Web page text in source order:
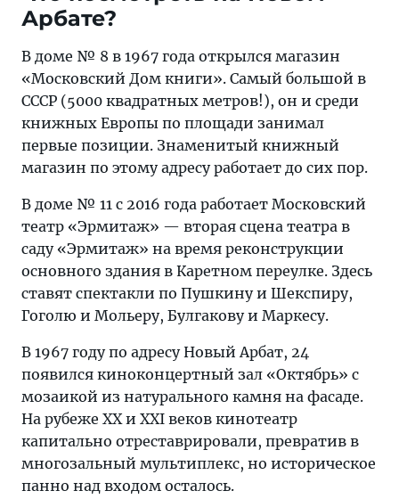
Арбате?
В доме № 8 в 1967 года открылся магазин
«Московский Дом книги». Самый большой в
СССР (5000 квадратных метров!), он и среди
книжных Европы по площади занимал
первые позиции. Знаменитый книжный
магазин по этому адресу работает до сих пор.
В доме № 11 с 2016 года работает Московский
театр «Эрмитаж» — вторая сцена театра в
саду «Эрмитаж» на время реконструкции
основного здания в Каретном переулке. Здесь
ставят спектакли по Пушкину и Шекспиру,
Гоголю и Мольеру, Булгакову и Маркесу.
В 1967 году по адресу Новый Арбат, 24
появился киноконцертный зал «Октябрь» с
мозаикой из натурального камня на фасаде.
На рубеже XX и XXI веков кинотеатр
капитально отреставрировали, превратив в
многозальный мультиплекс, но историческое
панно над входом осталось.